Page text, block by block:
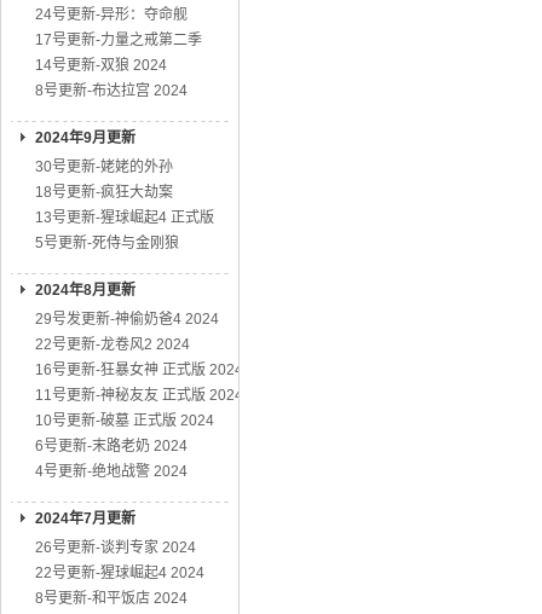
24号更新-异形：夺命舰
17号更新-力量之戒第二季
14号更新-双狼 2024
8号更新-布达拉宫 2024
2024年9月更新
30号更新-姥姥的外孙
18号更新-疯狂大劫案
13号更新-猩球崛起4 正式版
5号更新-死侍与金刚狼
2024年8月更新
29号发更新-神偷奶爸4 2024
22号更新-龙卷风2 2024
16号更新-狂暴女神 正式版 2024
11号更新-神秘友友 正式版 2024
10号更新-破墓 正式版 2024
6号更新-末路老奶 2024
4号更新-绝地战警 2024
2024年7月更新
26号更新-谈判专家 2024
22号更新-猩球崛起4 2024
8号更新-和平饭店 2024